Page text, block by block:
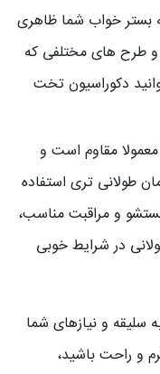
بستر خواب شما ظاهری
طرح های مختلفی که
دکوراسیون تخت
مقاوم است و
طولانی تری استفاده
و مراقبت مناسب،
در شرایط خوبی
سلیقه و نیازهای شما
و راحت باشید،